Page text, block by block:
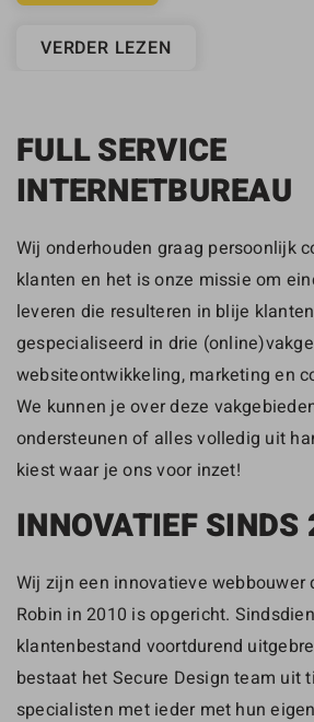
VERDER LEZEN
FULL SERVICE
INTERNETBUREAU
Wij onderhouden graag persoonlijk
klanten en het is onze missie om
leveren die resulteren in blije
gespecialiseerd in drie
websiteontwikkeling, marketing en
We kunnen je over deze
ondersteunen of alles volledig uit
kiest waar je ons voor inzet!
INNOVATIEF
Wij zijn een innovatieve webbouwer
Robin in 2010 is opgericht.
klantenbestand voortdurend
bestaat het Secure Design team uit
specialisten met ieder met hun